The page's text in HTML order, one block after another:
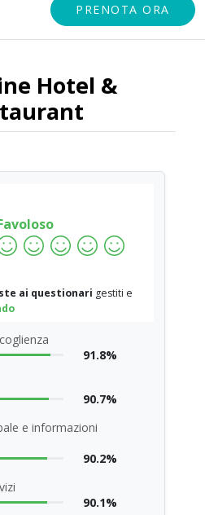
PRENOTA ORA
Hotel &
ai questionari gestiti e
91.8%
90.7%
e informazioni
90.2%
90.1%